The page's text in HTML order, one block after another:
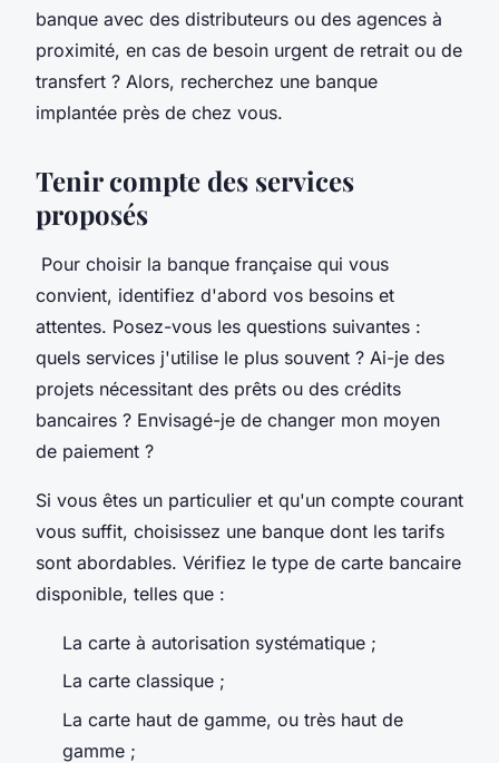
banque avec des distributeurs ou des agences à
proximité, en cas de besoin urgent de retrait ou de
transfert ? Alors, recherchez une banque
implantée près de chez vous.
Tenir compte des services
proposés
Pour choisir la banque française qui vous
convient, identifiez d'abord vos besoins et
attentes. Posez-vous les questions suivantes :
quels services j'utilise le plus souvent ? Ai-je des
projets nécessitant des prêts ou des crédits
bancaires ? Envisagé-je de changer mon moyen
de paiement ?
Si vous êtes un particulier et qu'un compte courant
vous suffit, choisissez une banque dont les tarifs
sont abordables. Vérifiez le type de carte bancaire
disponible, telles que :
La carte à autorisation systématique ;
La carte classique ;
La carte haut de gamme, ou très haut de
gamme ;